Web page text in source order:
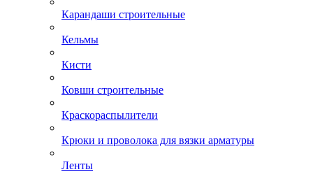
Карандаши строительные
Кельмы
Кисти
Ковши строительные
Краскораспылители
Крюки и проволока для вязки арматуры
Ленты